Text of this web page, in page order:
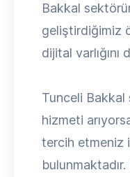
Bakkal
geliştirdiğimiz
dijital
Tunceli Bakkal
hizmeti
tercih etmeniz